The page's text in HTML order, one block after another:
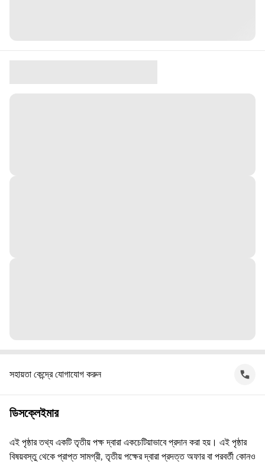
সহায়তা কেন্দ্রে যোগাযোগ করুন
ডিসক্লেইমার
এই পৃষ্ঠার তথ্য একটি তৃতীয় পক্ষ দ্বারা একচেটিয়াভাবে প্রদান করা হয়। এই পৃষ্ঠার
বিষয়বস্তু থেকে প্রাপ্ত সামগ্রী, তৃতীয় পক্ষের দ্বারা প্রদত্ত অফার বা পরবর্তী কোনও